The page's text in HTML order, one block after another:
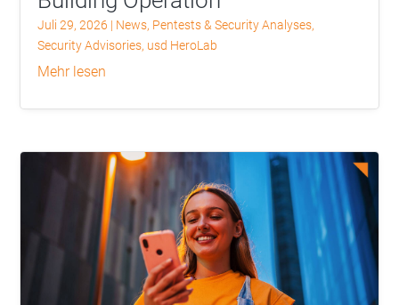
Juli 29, 2026 | News, Pentests & Security Analyses,
Security Advisories, usd HeroLab
mehr lesen